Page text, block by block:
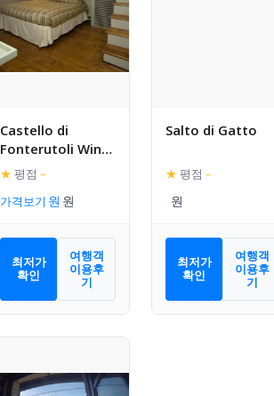
Castello di
Fonterutoli Wine
Resort
★ 평점 –
가격보기
최저가
확인
여행객
이용후
기
Salto di Gatto
★ 평점 –
최저가
확인
여행객
이용후
기